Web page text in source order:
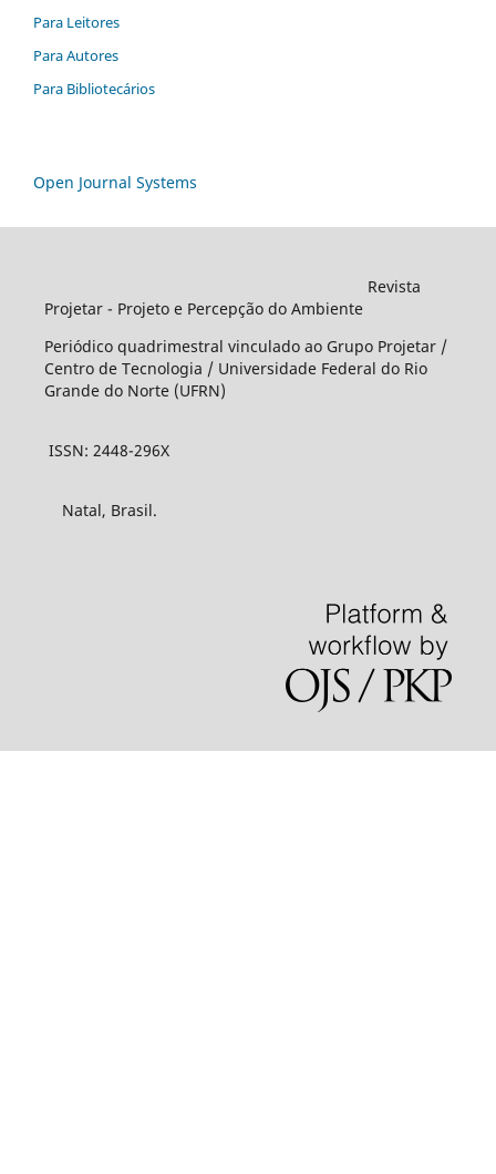
Para Leitores
Para Autores
Para Bibliotecários
Open Journal Systems
Revista
Projetar - Projeto e Percepção do Ambiente
Periódico quadrimestral vinculado ao Grupo Projetar /
Centro de Tecnologia / Universidade Federal do Rio
Grande do Norte (UFRN)
ISSN: 2448-296X
Natal, Brasil.